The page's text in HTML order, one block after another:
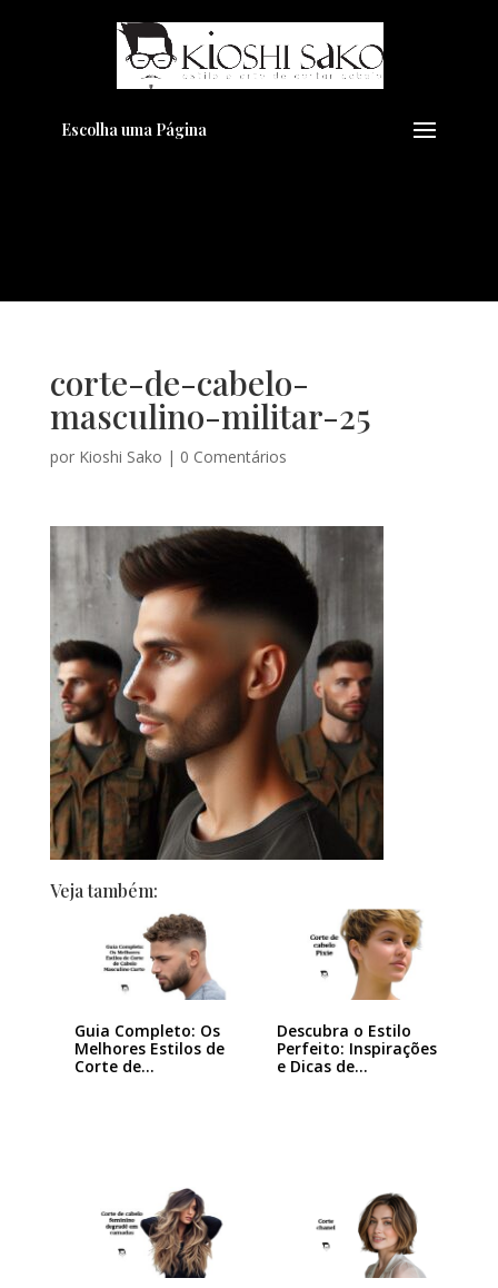
Escolha uma Página
corte-de-cabelo-
masculino-militar-25
por Kioshi Sako | 0 Comentários
Veja também:
Guia Completo: Os
Melhores Estilos de
Corte de…
Descubra o Estilo
Perfeito: Inspirações
e Dicas de…
Pensando em transformar seu
Visual??